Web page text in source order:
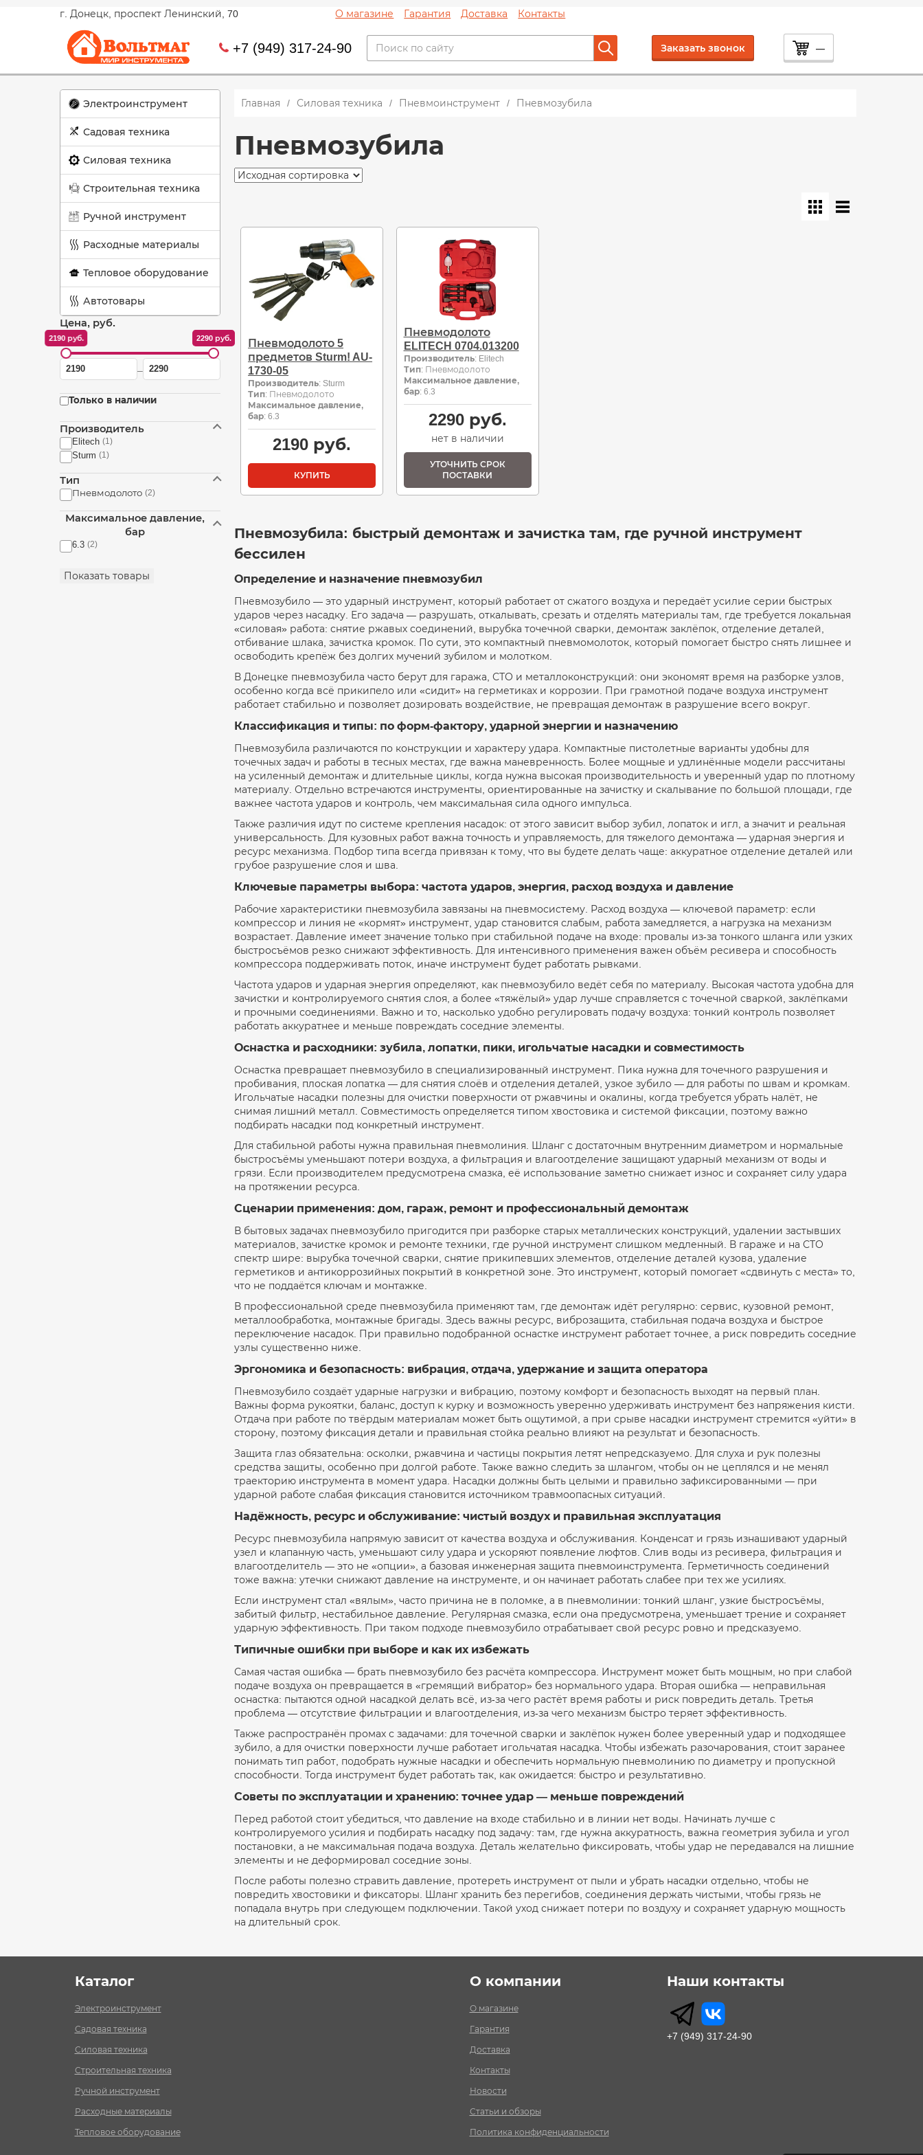
г. Донецк, проспект Ленинский, 70 О магазине Гарантия Доставка Контакты
+7 (949) 317-24-90 Заказать звонок —
Электроинструмент
Садовая техника
Силовая техника
Строительная техника
Ручной инструмент
Расходные материалы
Тепловое оборудование
Автотовары
Цена, руб.
2190 руб. 2290 руб.
Цена
от
–
Цена
до
Только в наличии
Производитель
Elitech (1)
Sturm (1)
Тип
Пневмодолото (2)
Максимальное давление,
бар
6.3 (2)
Показать товары
Главная Силовая техника Пневмоинструмент Пневмозубила
Пневмозубила
Пневмодолото 5
предметов Sturm! AU-
1730-05
Производитель: Sturm
Тип: Пневмодолото
Максимальное давление,
бар: 6.3
2190 руб.
КУПИТЬ
Пневмодолото
ELITECH 0704.013200
Производитель: Elitech
Тип: Пневмодолото
Максимальное давление,
бар: 6.3
2290руб.
нет в наличии
УТОЧНИТЬ СРОК
ПОСТАВКИ
Пневмозубила: быстрый демонтаж и зачистка там, где ручной инструмент
бессилен
Определение и назначение пневмозубил
Пневмозубило — это ударный инструмент, который работает от сжатого воздуха и передаёт усилие серии быстрых
ударов через насадку. Его задача — разрушать, откалывать, срезать и отделять материалы там, где требуется локальная
«силовая» работа: снятие ржавых соединений, вырубка точечной сварки, демонтаж заклёпок, отделение деталей,
отбивание шлака, зачистка кромок. По сути, это компактный пневмомолоток, который помогает быстро снять лишнее и
освободить крепёж без долгих мучений зубилом и молотком.
В Донецке пневмозубила часто берут для гаража, СТО и металлоконструкций: они экономят время на разборке узлов,
особенно когда всё прикипело или «сидит» на герметиках и коррозии. При грамотной подаче воздуха инструмент
работает стабильно и позволяет дозировать воздействие, не превращая демонтаж в разрушение всего вокруг.
Классификация и типы: по форм-фактору, ударной энергии и назначению
Пневмозубила различаются по конструкции и характеру удара. Компактные пистолетные варианты удобны для
точечных задач и работы в тесных местах, где важна маневренность. Более мощные и удлинённые модели рассчитаны
на усиленный демонтаж и длительные циклы, когда нужна высокая производительность и уверенный удар по плотному
материалу. Отдельно встречаются инструменты, ориентированные на зачистку и скалывание по большой площади, где
важнее частота ударов и контроль, чем максимальная сила одного импульса.
Также различия идут по системе крепления насадок: от этого зависит выбор зубил, лопаток и игл, а значит и реальная
универсальность. Для кузовных работ важна точность и управляемость, для тяжелого демонтажа — ударная энергия и
ресурс механизма. Подбор типа всегда привязан к тому, что вы будете делать чаще: аккуратное отделение деталей или
грубое разрушение слоя и шва.
Ключевые параметры выбора: частота ударов, энергия, расход воздуха и давление
Рабочие характеристики пневмозубила завязаны на пневмосистему. Расход воздуха — ключевой параметр: если
компрессор и линия не «кормят» инструмент, удар становится слабым, работа замедляется, а нагрузка на механизм
возрастает. Давление имеет значение только при стабильной подаче на входе: провалы из-за тонкого шланга или узких
быстросъёмов резко снижают эффективность. Для интенсивного применения важен объём ресивера и способность
компрессора поддерживать поток, иначе инструмент будет работать рывками.
Частота ударов и ударная энергия определяют, как пневмозубило ведёт себя по материалу. Высокая частота удобна для
зачистки и контролируемого снятия слоя, а более «тяжёлый» удар лучше справляется с точечной сваркой, заклёпками
и прочными соединениями. Важно и то, насколько удобно регулировать подачу воздуха: тонкий контроль позволяет
работать аккуратнее и меньше повреждать соседние элементы.
Оснастка и расходники: зубила, лопатки, пики, игольчатые насадки и совместимость
Оснастка превращает пневмозубило в специализированный инструмент. Пика нужна для точечного разрушения и
пробивания, плоская лопатка — для снятия слоёв и отделения деталей, узкое зубило — для работы по швам и кромкам.
Игольчатые насадки полезны для очистки поверхности от ржавчины и окалины, когда требуется убрать налёт, не
снимая лишний металл. Совместимость определяется типом хвостовика и системой фиксации, поэтому важно
подбирать насадки под конкретный инструмент.
Для стабильной работы нужна правильная пневмолиния. Шланг с достаточным внутренним диаметром и нормальные
быстросъёмы уменьшают потери воздуха, а фильтрация и влагоотделение защищают ударный механизм от воды и
грязи. Если производителем предусмотрена смазка, её использование заметно снижает износ и сохраняет силу удара
на протяжении ресурса.
Сценарии применения: дом, гараж, ремонт и профессиональный демонтаж
В бытовых задачах пневмозубило пригодится при разборке старых металлических конструкций, удалении застывших
материалов, зачистке кромок и ремонте техники, где ручной инструмент слишком медленный. В гараже и на СТО
спектр шире: вырубка точечной сварки, снятие прикипевших элементов, отделение деталей кузова, удаление
герметиков и антикоррозийных покрытий в конкретной зоне. Это инструмент, который помогает «сдвинуть с места» то,
что не поддаётся ключам и монтажке.
В профессиональной среде пневмозубила применяют там, где демонтаж идёт регулярно: сервис, кузовной ремонт,
металлообработка, монтажные бригады. Здесь важны ресурс, виброзащита, стабильная подача воздуха и быстрое
переключение насадок. При правильно подобранной оснастке инструмент работает точнее, а риск повредить соседние
узлы существенно ниже.
Эргономика и безопасность: вибрация, отдача, удержание и защита оператора
Пневмозубило создаёт ударные нагрузки и вибрацию, поэтому комфорт и безопасность выходят на первый план.
Важны форма рукоятки, баланс, доступ к курку и возможность уверенно удерживать инструмент без напряжения кисти.
Отдача при работе по твёрдым материалам может быть ощутимой, а при срыве насадки инструмент стремится «уйти» в
сторону, поэтому фиксация детали и правильная стойка реально влияют на результат и безопасность.
Защита глаз обязательна: осколки, ржавчина и частицы покрытия летят непредсказуемо. Для слуха и рук полезны
средства защиты, особенно при долгой работе. Также важно следить за шлангом, чтобы он не цеплялся и не менял
траекторию инструмента в момент удара. Насадки должны быть целыми и правильно зафиксированными — при
ударной работе слабая фиксация становится источником травмоопасных ситуаций.
Надёжность, ресурс и обслуживание: чистый воздух и правильная эксплуатация
Ресурс пневмозубила напрямую зависит от качества воздуха и обслуживания. Конденсат и грязь изнашивают ударный
узел и клапанную часть, уменьшают силу удара и ускоряют появление люфтов. Слив воды из ресивера, фильтрация и
влагоотделитель — это не «опции», а базовая инженерная защита пневмоинструмента. Герметичность соединений
тоже важна: утечки снижают давление на инструменте, и он начинает работать слабее при тех же усилиях.
Если инструмент стал «вялым», часто причина не в поломке, а в пневмолинии: тонкий шланг, узкие быстросъёмы,
забитый фильтр, нестабильное давление. Регулярная смазка, если она предусмотрена, уменьшает трение и сохраняет
ударную эффективность. При таком подходе пневмозубило отрабатывает свой ресурс ровно и предсказуемо.
Типичные ошибки при выборе и как их избежать
Самая частая ошибка — брать пневмозубило без расчёта компрессора. Инструмент может быть мощным, но при слабой
подаче воздуха он превращается в «гремящий вибратор» без нормального удара. Вторая ошибка — неправильная
оснастка: пытаются одной насадкой делать всё, из-за чего растёт время работы и риск повредить деталь. Третья
проблема — отсутствие фильтрации и влагоотделения, из-за чего механизм быстро теряет эффективность.
Также распространён промах с задачами: для точечной сварки и заклёпок нужен более уверенный удар и подходящее
зубило, а для очистки поверхности лучше работает игольчатая насадка. Чтобы избежать разочарования, стоит заранее
понимать тип работ, подобрать нужные насадки и обеспечить нормальную пневмолинию по диаметру и пропускной
способности. Тогда инструмент будет работать так, как ожидается: быстро и результативно.
Советы по эксплуатации и хранению: точнее удар — меньше повреждений
Перед работой стоит убедиться, что давление на входе стабильно и в линии нет воды. Начинать лучше с
контролируемого усилия и подбирать насадку под задачу: там, где нужна аккуратность, важна геометрия зубила и угол
постановки, а не максимальная подача воздуха. Деталь желательно фиксировать, чтобы удар не передавался на лишние
элементы и не деформировал соседние зоны.
После работы полезно стравить давление, протереть инструмент от пыли и убрать насадки отдельно, чтобы не
повредить хвостовики и фиксаторы. Шланг хранить без перегибов, соединения держать чистыми, чтобы грязь не
попадала внутрь при следующем подключении. Такой уход снижает потери по воздуху и сохраняет ударную мощность
на длительный срок.
Каталог
Электроинструмент
Садовая техника
Силовая техника
Строительная техника
Ручной инструмент
Расходные материалы
Тепловое оборудование
О компании
О магазине
Гарантия
Доставка
Контакты
Новости
Статьи и обзоры
Политика конфиденциальности
Наши контакты
+7 (949) 317-24-90